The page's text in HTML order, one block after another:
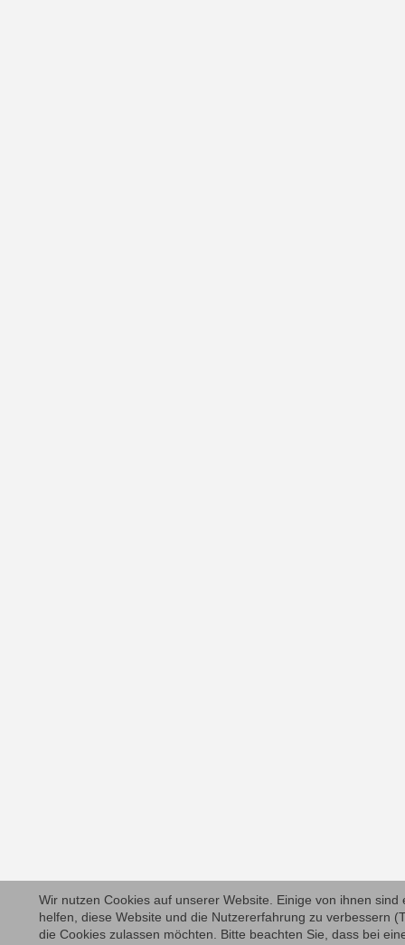
Wir nutzen Cookies auf unserer Website. Einige von ihnen
helfen, diese Website und die Nutzererfahrung zu verbessern
die Cookies zulassen möchten. Bitte beachten Sie, dass bei